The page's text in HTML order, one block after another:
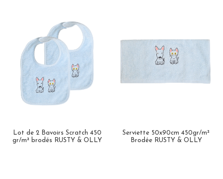
Lot de 2 Bavoirs Scratch 450
gr/m² brodés RUSTY & OLLY
Serviette 50x90cm 450gr/m²
Brodée RUSTY & OLLY